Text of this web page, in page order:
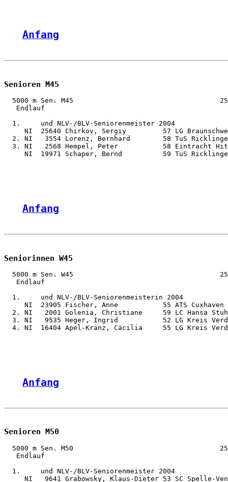
Anfang
Senioren M45
5000 m Sen. M45
   Endlauf
  1.     und NLV-/BLV-Seniorenmeister 2004
NI  25640 Chirkov, Sergiy         57 LG
2. NI   3554 Lorenz, Bernhard        58 TuS
3. NI   2568 Hempel, Peter           58 Eintracht
NI  19971 Schaper, Bernd          59 TuS
Anfang
Seniorinnen W45
5000 m Sen. W45
   Endlauf
  1.     und NLV-/BLV-Seniorenmeisterin 2004
NI  23905 Fischer, Anne           55 ATS Cuxhaven
2. NI   2001 Golenia, Christiane     59 LC Hansa
3. NI   9535 Heger, Ingrid           52 LG Kreis
4. NI  16404 Apel-Kranz, Cäcilia     55 LG Kreis
Anfang
Senioren M50
5000 m Sen. M50
   Endlauf
  1.     und NLV-/BLV-Seniorenmeister 2004
NI   9641 Grabowsky, Klaus-Dieter 53 SC Spelle-